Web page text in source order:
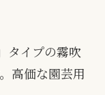
タイプの霧吹
高価な園芸用